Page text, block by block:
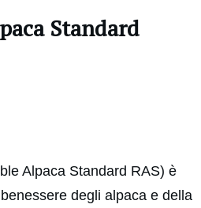
Standard
Alpaca Standard RAS) è
degli alpaca e della